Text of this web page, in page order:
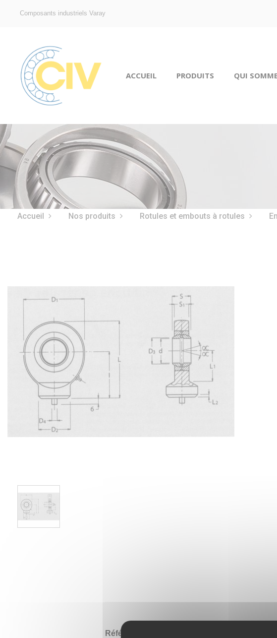
Composants industriels Varay
ACCUEIL PRODUITS QUI
Accueil Nos produits Rotules et embouts à rotules
Référence